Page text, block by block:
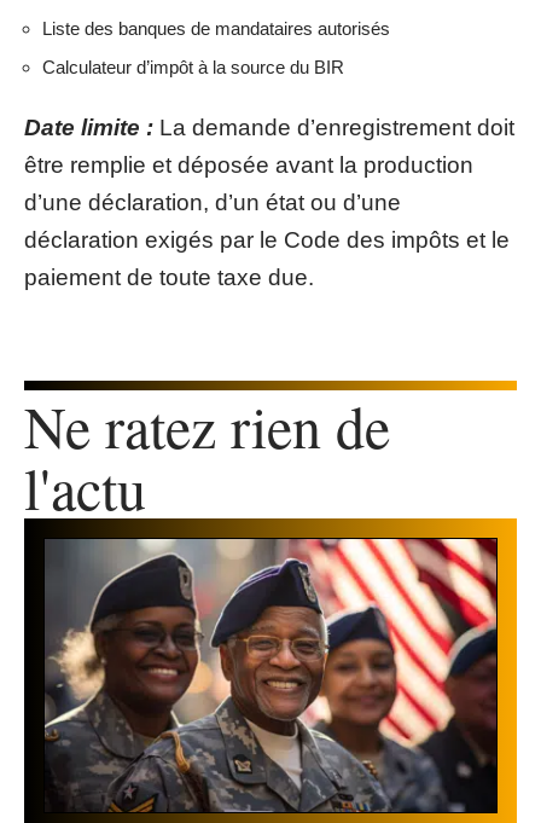
Liste des banques de mandataires autorisés
Calculateur d’impôt à la source du BIR
Date limite : La demande d’enregistrement doit
être remplie et déposée avant la production
d’une déclaration, d’un état ou d’une
déclaration exigés par le Code des impôts et le
paiement de toute taxe due.
Ne ratez rien de
l'actu